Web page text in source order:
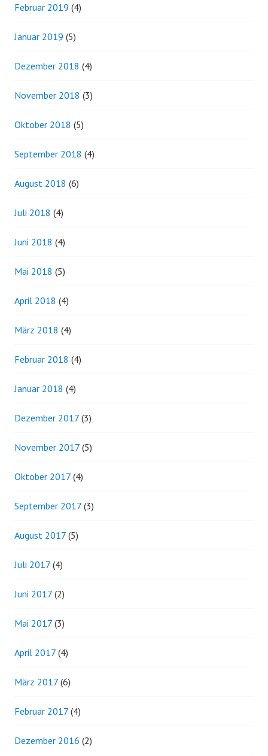
Februar 2019 (4)
Januar 2019 (5)
Dezember 2018 (4)
November 2018 (3)
Oktober 2018 (5)
September 2018 (4)
August 2018 (6)
Juli 2018 (4)
Juni 2018 (4)
Mai 2018 (5)
April 2018 (4)
März 2018 (4)
Februar 2018 (4)
Januar 2018 (4)
Dezember 2017 (3)
November 2017 (5)
Oktober 2017 (4)
September 2017 (3)
August 2017 (5)
Juli 2017 (4)
Juni 2017 (2)
Mai 2017 (3)
April 2017 (4)
März 2017 (6)
Februar 2017 (4)
Dezember 2016 (2)